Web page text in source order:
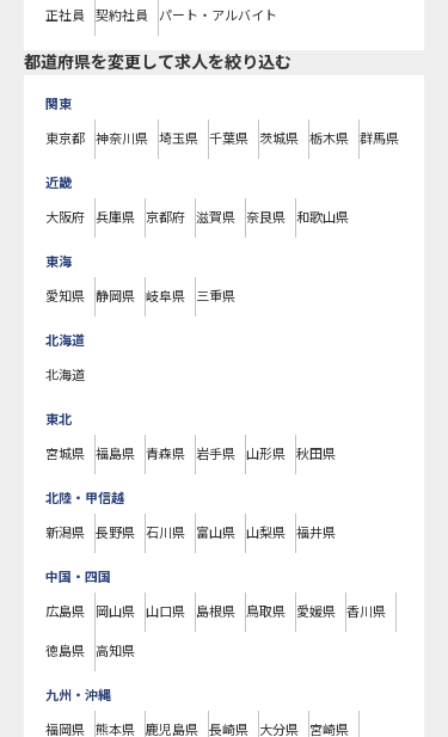
正社員 契約社員 パート・アルバイト
都道府県を変更して求人を絞り込む
関東
東京都 神奈川県 埼玉県 千葉県 茨城県 栃木県 群馬県
近畿
大阪府 兵庫県 京都府 滋賀県 奈良県 和歌山県
東海
愛知県 静岡県 岐阜県 三重県
北海道
北海道
東北
宮城県 福島県 青森県 岩手県 山形県 秋田県
北陸・甲信越
新潟県 長野県 石川県 富山県 山梨県 福井県
中国・四国
広島県 岡山県 山口県 島根県 鳥取県 愛媛県 香川県
徳島県 高知県
九州・沖縄
福岡県 熊本県 鹿児島県 長崎県 大分県 宮崎県